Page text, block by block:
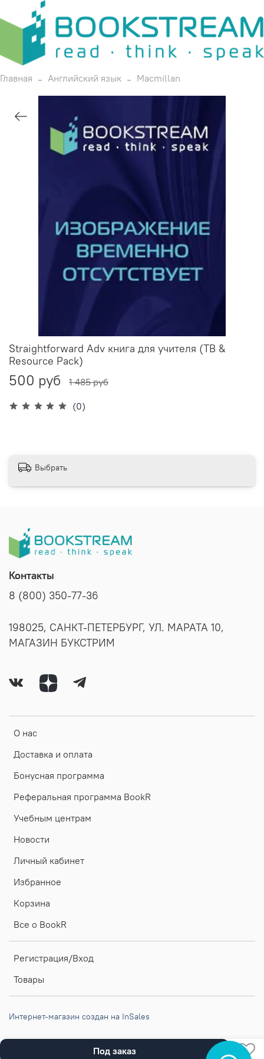
Главная Английский язык Macmillan
(0)
Straightforward Adv книга для учителя (TB &
Resource Pack)
500 руб 1 485 руб
Под заказ
Выбрать
О нас
Доставка и оплата
Бонусная программа
Реферальная программа BookR
Учебным центрам
Новости
Личный кабинет
Избранное
Корзина
Все о BookR
Регистрация/Вход
Товары
Контакты
8 (800) 350-77-36
198025, САНКТ-ПЕТЕРБУРГ, УЛ. МАРАТА 10,
МАГАЗИН БУКСТРИМ
Интернет-магазин создан на InSales